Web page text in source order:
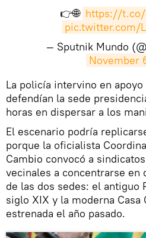
👉🌐 https://t.co/
pic.twitter.com/
— Sputnik Mundo
November
La policía intervino en
defendían la sede
horas en dispersar a los
El escenario podría
porque la oficialista
Cambio convocó a
vecinales a concentrarse en
de las dos sedes: el antiguo
siglo XIX y la moderna Casa
estrenada el año pasado.